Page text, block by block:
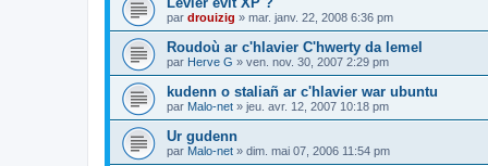
par drouizig » mar. janv. 22, 2008 6:36 pm
Roudoù ar c'hlavier C'hwerty da lemel
par Herve G » ven. nov. 30, 2007 2:29 pm
kudenn o staliañ ar c'hlavier war ubuntu
par Malo-net » jeu. avr. 12, 2007 10:18 pm
Ur gudenn
par Malo-net » dim. mai 07, 2006 11:54 pm